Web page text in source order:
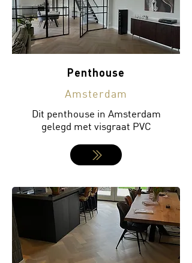
Penthouse
Amsterdam
Dit penthouse in Amsterdam
gelegd met visgraat PVC